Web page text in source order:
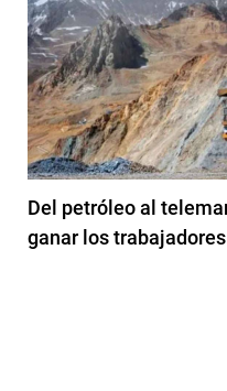
Del petróleo al
ganar los trabajadores